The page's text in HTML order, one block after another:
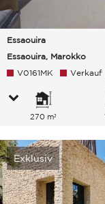
Essaouira
Essaouira, Marokko
V0161MK Verkauf
270 m²
Exklusiv